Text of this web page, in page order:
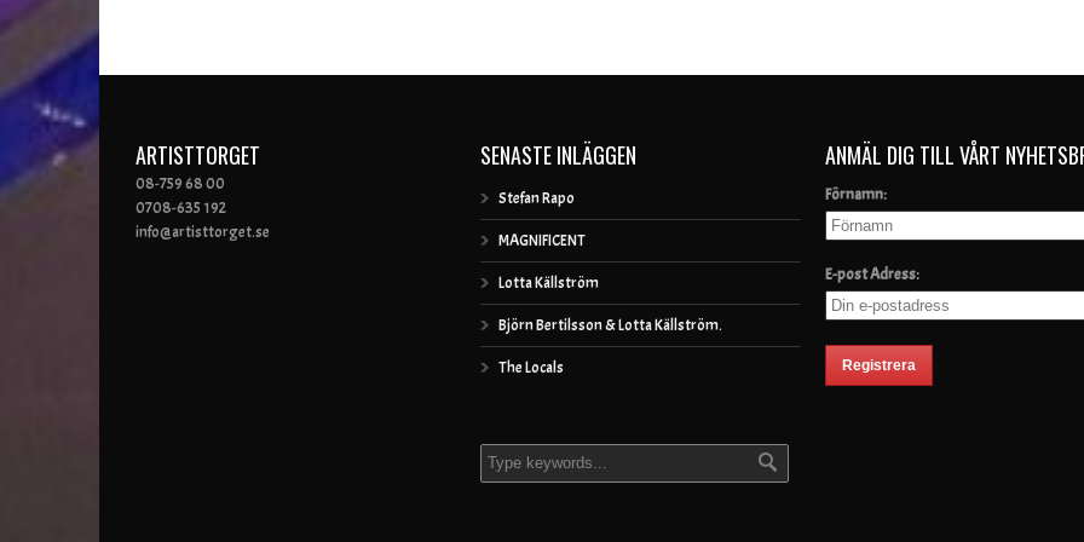
ARTISTTORGET
08-759 68 00
0708-635 192
info@artisttorget.se
SENASTE INLÄGGEN
Stefan Rapo
MAGNIFICENT
Lotta Källström
Björn Bertilsson & Lotta Källström.
The Locals
ANMÄL DIG TILL VÅRT
Förnamn:
E-post Adress: